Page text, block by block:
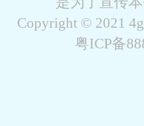
Copyright © 2021
粤ICP备